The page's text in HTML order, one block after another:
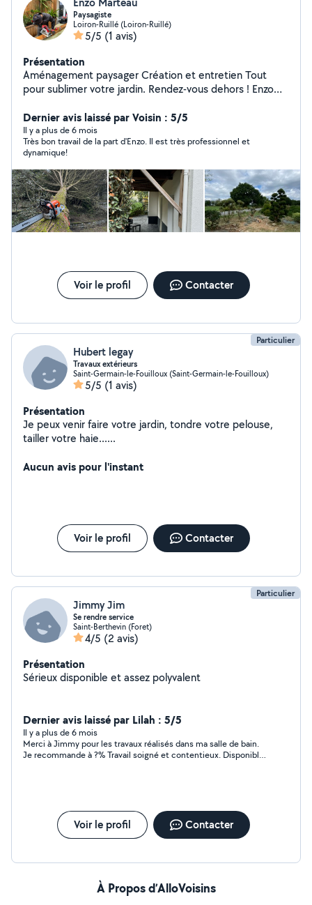
Paysagiste
Loiron-Ruillé (Loiron-Ruillé)
5/5 (1 avis)
Présentation
Aménagement paysager Création et entretien Tout
pour sublimer votre jardin. Rendez-vous dehors ! Enzo
Dernier avis laissé par Voisin : 5/5
Il y a plus de 6 mois
Très bon travail de la part d'Enzo. Il est très professionnel et
dynamique!
Voir le profil Contacter
Particulier
Hubert legay
Travaux extérieurs
Saint-Germain-le-Fouilloux (Saint-Germain-le-Fouilloux)
5/5 (1 avis)
Présentation
Je peux venir faire votre jardin, tondre votre pelouse,
tailler votre haie......
Aucun avis pour l'instant
Voir le profil Contacter
Particulier
Jimmy Jim
Se rendre service
Saint-Berthevin (Foret)
4/5 (2 avis)
Présentation
Sérieux disponible et assez polyvalent
Dernier avis laissé par Lilah : 5/5
Il y a plus de 6 mois
Merci à Jimmy pour les travaux réalisés dans ma salle de bain.
Je recommande à ?% Travail soigné et contentieux. Disponible,
Voir le profil Contacter
À Propos d’AlloVoisins